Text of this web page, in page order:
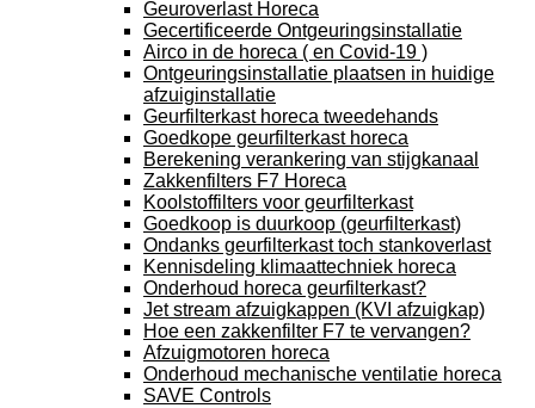
Geuroverlast Horeca
Gecertificeerde Ontgeuringsinstallatie
Airco in de horeca ( en Covid-19 )
Ontgeuringsinstallatie plaatsen in huidige
afzuiginstallatie
Geurfilterkast horeca tweedehands
Goedkope geurfilterkast horeca
Berekening verankering van stijgkanaal
Zakkenfilters F7 Horeca
Koolstoffilters voor geurfilterkast
Goedkoop is duurkoop (geurfilterkast)
Ondanks geurfilterkast toch stankoverlast
Kennisdeling klimaattechniek horeca
Onderhoud horeca geurfilterkast?
Jet stream afzuigkappen (KVI afzuigkap)
Hoe een zakkenfilter F7 te vervangen?
Afzuigmotoren horeca
Onderhoud mechanische ventilatie horeca
SAVE Controls